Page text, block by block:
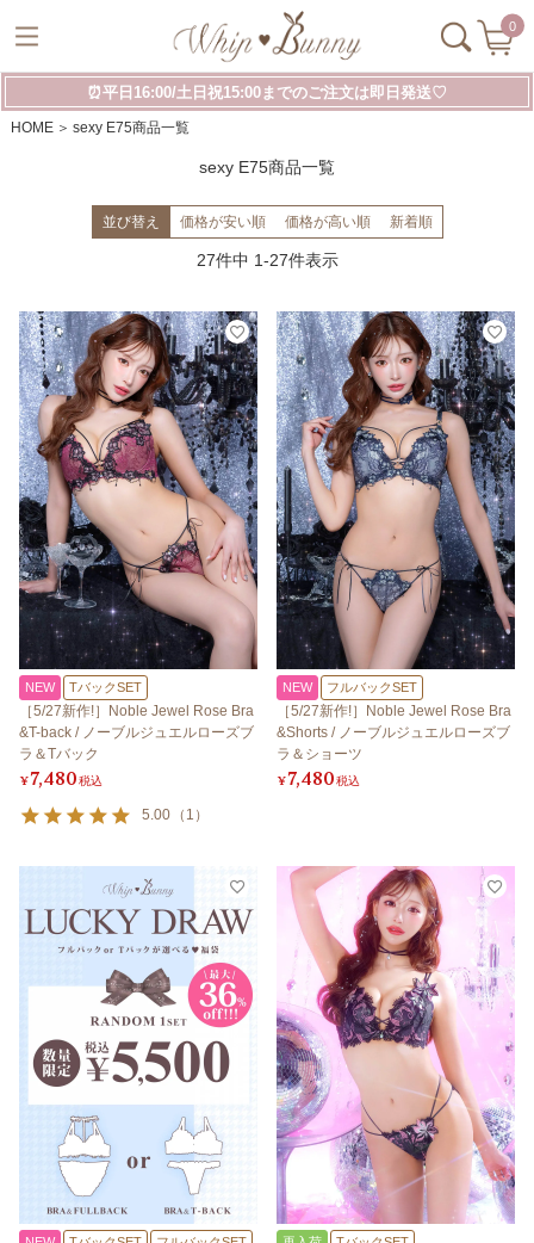
0
⏰平日16:00/土日祝15:00までのご注文は即日発送♡
HOME sexy E75商品一覧
sexy E75商品一覧
並び替え 価格が安い順 価格が高い順 新着順
27件中 1-27件表示
NEW TバックSET
［5/27新作!］Noble Jewel Rose Bra
&T-back / ノーブルジュエルローズブ
ラ＆Tバック
¥7,480税込
5.00 （ 1 ）
NEW フルバックSET
［5/27新作!］Noble Jewel Rose Bra
&Shorts / ノーブルジュエルローズブ
ラ＆ショーツ
¥7,480税込